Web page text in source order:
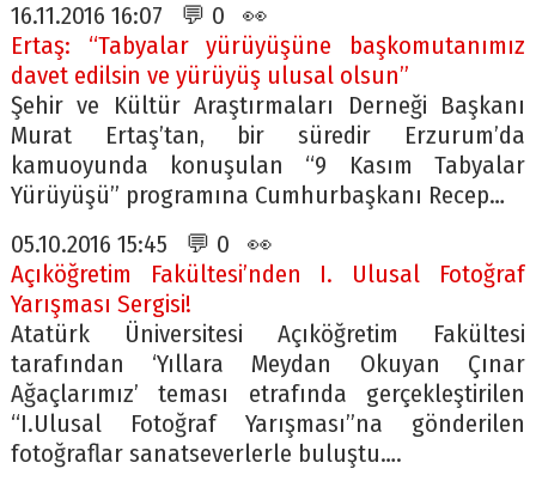
16.11.2016 16:07 💬 0 👀
Ertaş: “Tabyalar yürüyüşüne başkomutanımız
davet edilsin ve yürüyüş ulusal olsun”
Şehir ve Kültür Araştırmaları Derneği Başkanı
Murat Ertaş’tan, bir süredir Erzurum’da
kamuoyunda konuşulan “9 Kasım Tabyalar
Yürüyüşü” programına Cumhurbaşkanı Recep…
05.10.2016 15:45 💬 0 👀
Açıköğretim Fakültesi’nden I. Ulusal Fotoğraf
Yarışması Sergisi!
Atatürk Üniversitesi Açıköğretim Fakültesi
tarafından ‘Yıllara Meydan Okuyan Çınar
Ağaçlarımız’ teması etrafında gerçekleştirilen
“I.Ulusal Fotoğraf Yarışması”na gönderilen
fotoğraflar sanatseverlerle buluştu….